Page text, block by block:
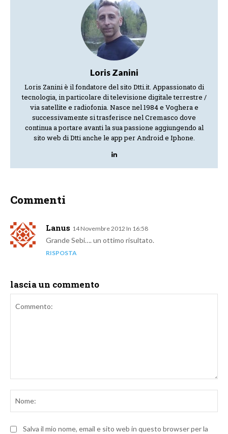
Loris Zanini
Loris Zanini è il fondatore del sito Dtti.it. Appassionato di
tecnologia, in particolare di televisione digitale terrestre /
via satellite e radiofonia. Nasce nel 1984 e Voghera e
successivamente si trasferisce nel Cremasco dove
continua a portare avanti la sua passione aggiungendo al
sito web di Dtti anche le app per Android e Iphone.
Commenti
Lanus 14 Novembre 2012 In 16:58
Grande Sebi…. un ottimo risultato.
RISPOSTA
lascia un commento
Salva il mio nome, email e sito web in questo browser per la